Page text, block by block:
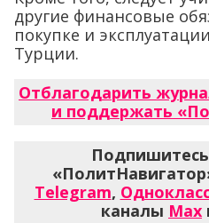
другие финансовые
покупке и
Турции.
Отблагодарить
и поддержать
Telegram,
каналы Max